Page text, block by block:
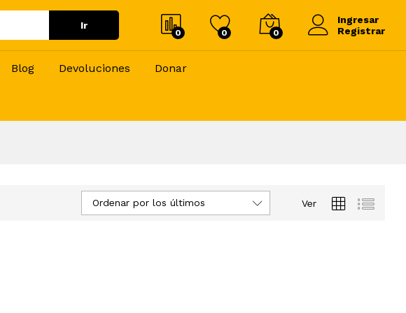
Ir
0 0 0
Ingresar
Registrar
Blog Devoluciones Donar
Ver
Ordenar por los últimos